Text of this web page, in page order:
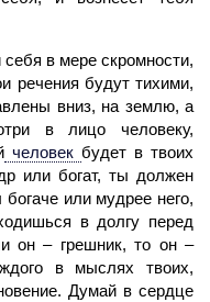
в мере скромности,
речения будут тихими,
вниз, на землю, а
в лицо человеку,
человек будет в твоих
или богат, ты должен
или мудрее него,
в долгу перед
он – грешник, то он –
в мыслях твоих,
Думай в сердце